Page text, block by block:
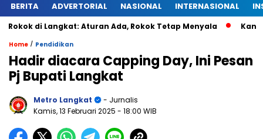
BERITA ADVERTORIAL NASIONAL INTERNASIONAL
Langkat: Aturan Ada, Rokok Tetap Menyala Kantongan
Home / Pendidikan
Hadir diacara Capping Day, Ini Pesan
Pj Bupati Langkat
Metro Langkat
- Jurnalis
Kamis, 13 Februari 2025 - 18:00 WIB